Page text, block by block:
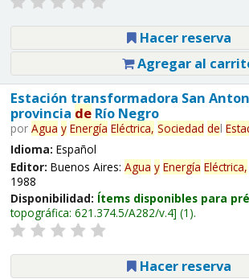
Hacer reserva
Agregar al
Estación transformadora San
provincia deRío Negro
por Agua y Energía Eléctrica, Sociedad del
Idioma: Español
Editor: Buenos Aires: Agua y Energía Eléctrica,
1988
Disponibilidad: Ítems disponibles para
topográfica: 621.374.5/A282/v.4 (1).
Hacer reserva